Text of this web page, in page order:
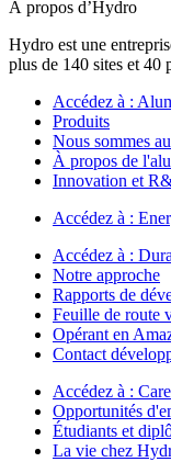
À propos d’Hydro
Hydro est une
plus de 140 sites et 40
Accédez à :
Produits
Nous sommes
À propos de
Innovation et
Accédez à :
Accédez à :
Notre approche
Rapports de
Feuille de route
Opérant en
Contact
Accédez à :
Opportunités
Étudiants et
La vie chez